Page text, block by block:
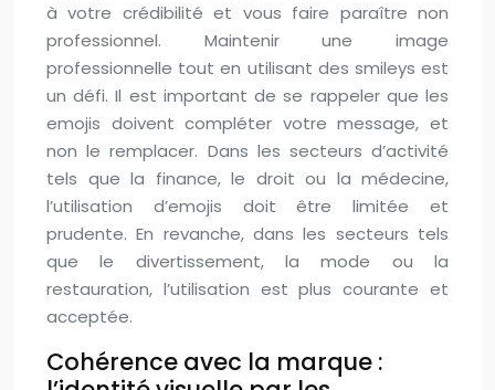
à votre crédibilité et vous faire paraître non
professionnel. Maintenir une image
professionnelle tout en utilisant des smileys est
un défi. Il est important de se rappeler que les
emojis doivent compléter votre message, et
non le remplacer. Dans les secteurs d’activité
tels que la finance, le droit ou la médecine,
l’utilisation d’emojis doit être limitée et
prudente. En revanche, dans les secteurs tels
que le divertissement, la mode ou la
restauration, l’utilisation est plus courante et
acceptée.
Cohérence avec la marque :